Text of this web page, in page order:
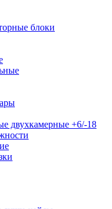
блоки
двухкамерные +6/-18